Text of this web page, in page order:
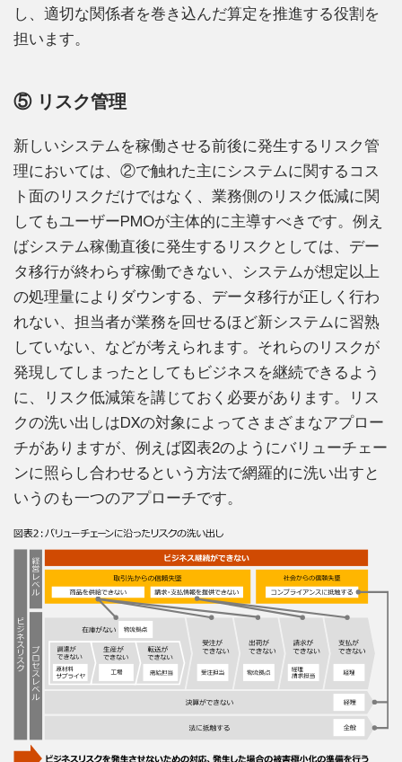
し、適切な関係者を巻き込んだ算定を推進する役割を
担います。
⑤ リスク管理
新しいシステムを稼働させる前後に発生するリスク管
理においては、②で触れた主にシステムに関するコス
ト面のリスクだけではなく、業務側のリスク低減に関
してもユーザーPMOが主体的に主導すべきです。例え
ばシステム稼働直後に発生するリスクとしては、デー
タ移行が終わらず稼働できない、システムが想定以上
の処理量によりダウンする、データ移行が正しく行わ
れない、担当者が業務を回せるほど新システムに習熟
していない、などが考えられます。それらのリスクが
発現してしまったとしてもビジネスを継続できるよう
に、リスク低減策を講じておく必要があります。リス
クの洗い出しはDXの対象によってさまざまなアプロー
チがありますが、例えば図表2のようにバリューチェー
ンに照らし合わせるという方法で網羅的に洗い出すと
いうのも一つのアプローチです。